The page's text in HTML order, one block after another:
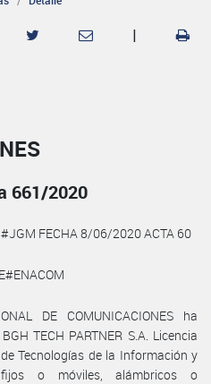
|
661/2020
FECHA 8/06/2020 ACTA 60
DE COMUNICACIONES ha
TECH PARTNER S.A. Licencia
Tecnologías de la Información y
o móviles, alámbricos o